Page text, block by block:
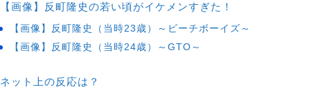
【画像】反町隆史の若い頃がイケメンすぎた！
【画像】反町隆史（当時23歳）～ビーチボーイズ～
【画像】反町隆史（当時24歳）～GTO～
ネット上の反応は？